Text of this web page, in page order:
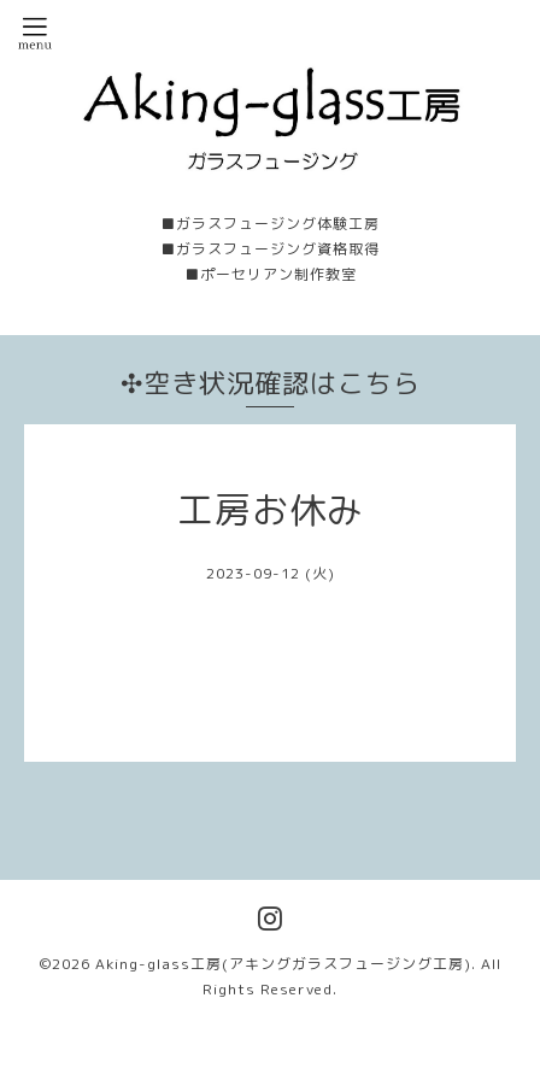
■ガラスフュージング体験工房
■ガラスフュージング資格取得
■ポーセリアン制作教室
✣空き状況確認はこちら
工房お休み
2023-09-12 (火)
©2026 Aking-glass工房(アキングガラスフュージング工房). All
Rights Reserved.